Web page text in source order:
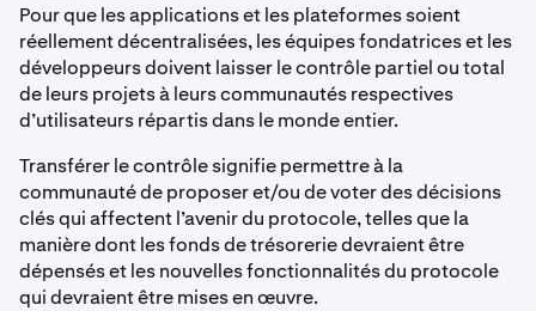
Pour que les applications et les plateformes soient
réellement décentralisées, les équipes fondatrices et les
développeurs doivent laisser le contrôle partiel ou total
de leurs projets à leurs communautés respectives
d’utilisateurs répartis dans le monde entier.
Transférer le contrôle signifie permettre à la
communauté de proposer et/ou de voter des décisions
clés qui affectent l’avenir du protocole, telles que la
manière dont les fonds de trésorerie devraient être
dépensés et les nouvelles fonctionnalités du protocole
qui devraient être mises en œuvre.